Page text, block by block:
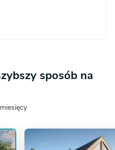
sposób na